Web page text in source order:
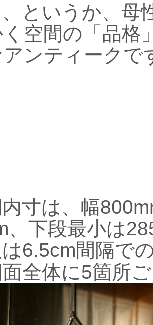
というか、母
く空間の「品格
ンティークで
寸は、幅
、下段最小は
6.5cm間隔で
全体に5箇所